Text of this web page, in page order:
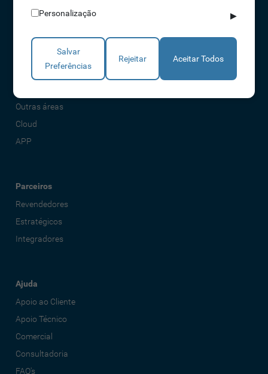
Acessos
Torniquetes
Parques Auto
Rondas e Serviços
Outras áreas
Cloud
APP
Parceiros
Revendedores
Estratégicos
Integradores
Ajuda
Apoio ao Cliente
Apoio Técnico
Comercial
Consultadoria
FAQ's
Personalização ▶
Salvar
Preferências
Rejeitar Aceitar Todos